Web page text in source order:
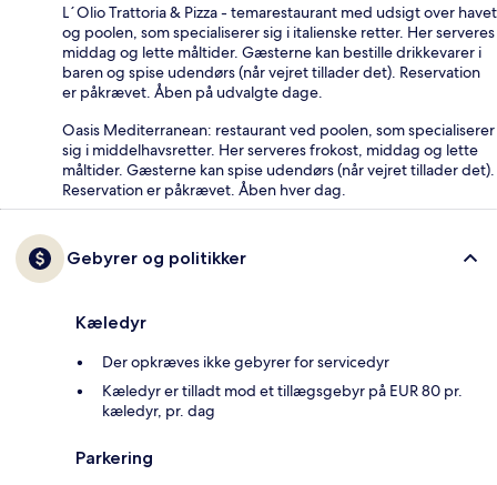
L´Olio Trattoria & Pizza - temarestaurant med udsigt over havet
og poolen, som specialiserer sig i italienske retter. Her serveres
middag og lette måltider. Gæsterne kan bestille drikkevarer i
baren og spise udendørs (når vejret tillader det). Reservation
er påkrævet. Åben på udvalgte dage.
Oasis Mediterranean: restaurant ved poolen, som specialiserer
sig i middelhavsretter. Her serveres frokost, middag og lette
måltider. Gæsterne kan spise udendørs (når vejret tillader det).
Reservation er påkrævet. Åben hver dag.
Gebyrer og politikker
Kæledyr
Der opkræves ikke gebyrer for servicedyr
Kæledyr er tilladt mod et tillægsgebyr på EUR 80 pr.
kæledyr, pr. dag
Parkering